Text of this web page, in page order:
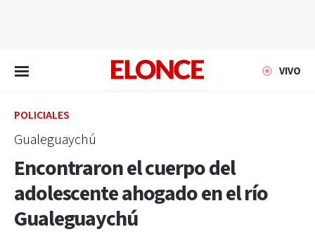
VIVO
POLICIALES
Gualeguaychú
Encontraron el cuerpo del
adolescente ahogado en el río
Gualeguaychú